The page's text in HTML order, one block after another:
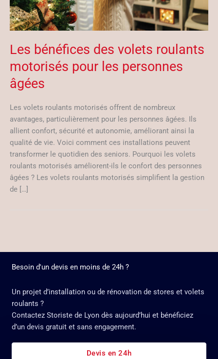
Les bénéfices des volets roulants
motorisés pour les personnes
âgées
Les volets roulants motorisés offrent de nombreux
avantages, particulièrement pour les personnes âgées. Ils
allient confort, sécurité et autonomie, améliorant ainsi la
qualité de vie. Voici comment ces installations peuvent
transformer le quotidien des seniors. Pourquoi les volets
roulants motorisés améliorent-ils le confort des personnes
âgées ? Les volets roulants motorisés simplifient la gestion
de […]
Besoin d'un devis en moins de 24h ?
Un projet d’installation ou de rénovation de stores et volets
roulants ?
Contactez Storiste de Lyon dès aujourd’hui et bénéficiez
d’un devis gratuit et sans engagement.
Devis en 24h